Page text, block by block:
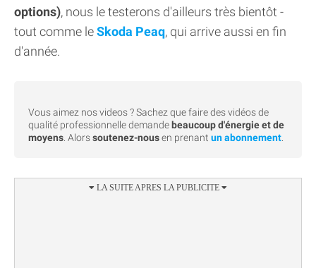
options), nous le testerons d'ailleurs très bientôt -
tout comme leSkoda Peaq, qui arrive aussi en fin
d'année.
Vous aimez nos videos ? Sachez que faire des vidéos de
qualité professionnelle demande beaucoup d'énergie et de
moyens . Alorssoutenez-nousen prenant un abonnement